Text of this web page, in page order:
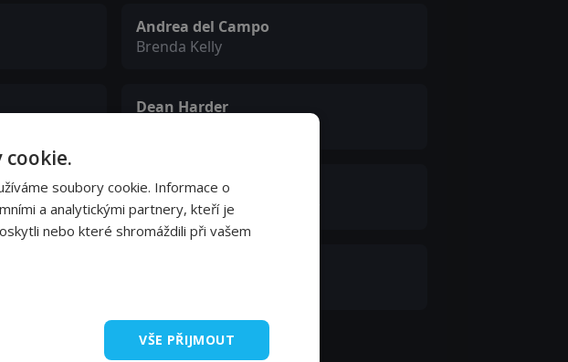
Andrea del Campo
Brenda Kelly
Dean Harder
Ernesto Griffith
Washington Post Reporter
soubory cookie. Informace o
a analytickými partnery, kteří je
nebo které shromáždili při vašem
VŠE PŘIJMOUT